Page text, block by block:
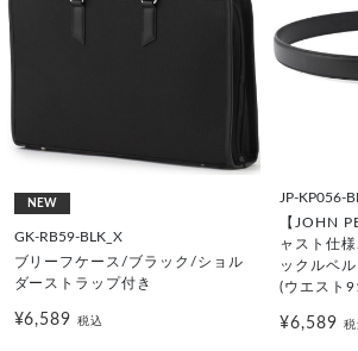
NEW
GK-RB59-BLK_X
ブリーフケース/ブラック/ショル
ダーストラップ付き
¥6,589税込
JP-KP056-
【JOHN
ャスト仕
ックルベ
(ウエスト
¥6,589 税